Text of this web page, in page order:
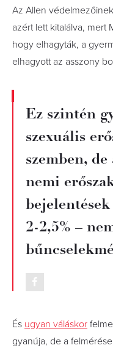
Az Allen
azért lett kitalálva, mert
hogy elhagyták, a
elhagyott az asszony
Ez szintén
szexuális
szemben,
nemi
2-2,5% –
És ugyan váláskor
gyanúja, de a